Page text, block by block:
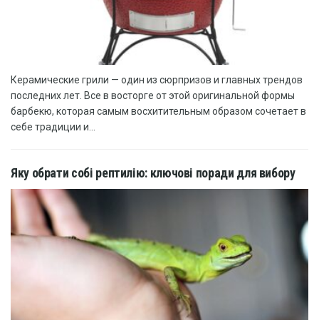
Керамические грили — один из сюрпризов и главных трендов
последних лет. Все в восторге от этой оригинальной формы
барбекю, которая самым восхитительным образом сочетает в
себе традиции и...
Яку обрати собі рептилію: ключові поради для вибору